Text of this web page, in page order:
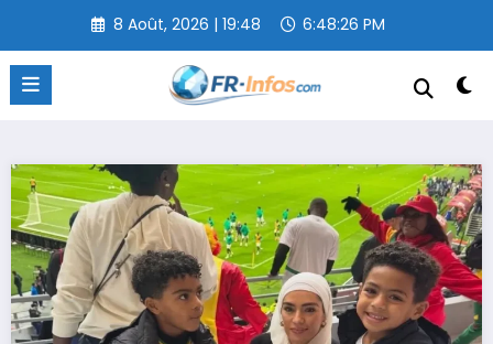
contenu
8 Août, 2026 | 19:48 6:48:27 PM